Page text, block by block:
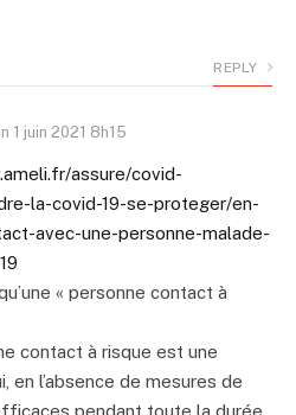
REPLY
1 juin 2021 8h15
assure/covid-
la-covid-19-se-proteger/en-
avec-une-personne-malade-
« personne contact à
contact à risque est une
en l’absence de mesures de
pendant toute la durée